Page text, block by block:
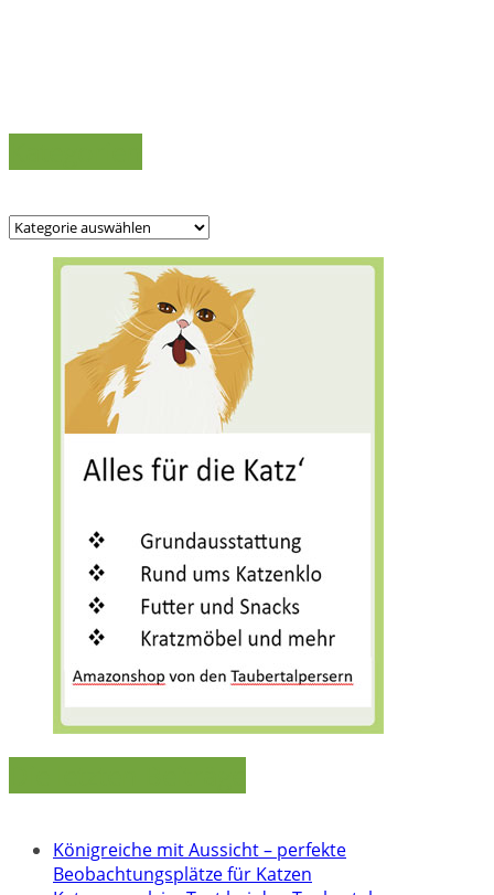
Kategorien
Königreiche mit Aussicht – perfekte
Beobachtungsplätze für Katzen